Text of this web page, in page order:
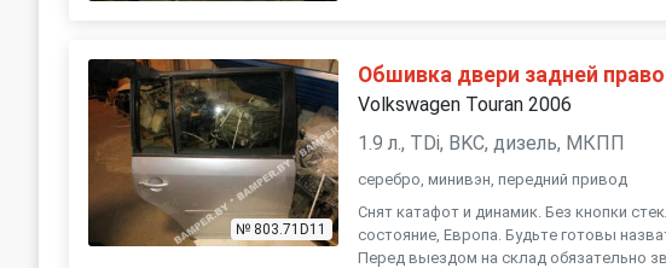
№ 803.71D11
Обшивка двери задней
Volkswagen Touran 2006
1.9 л., TDi, BKC, дизель, МКПП
серебро, минивэн, передний привод
Снят катафот и динамик. Без кнопки
состояние, Европа. Будьте готовы
Перед выездом на склад обязательно